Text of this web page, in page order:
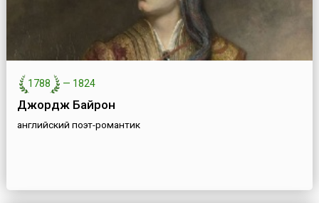
1788 — 1824
Джордж Байрон
английский поэт-романтик